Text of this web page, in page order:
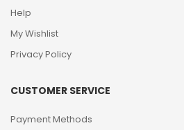
Help
My Wishlist
Privacy Policy
CUSTOMER SERVICE
Payment Methods